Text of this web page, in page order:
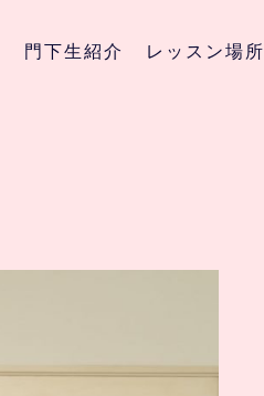
門下生紹介 レッスン場所